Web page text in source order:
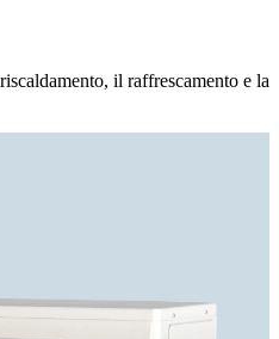
il raffrescamento e la